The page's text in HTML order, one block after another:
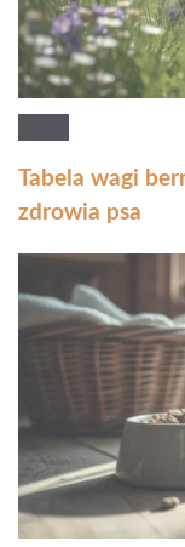
Tabela wagi
zdrowia psa